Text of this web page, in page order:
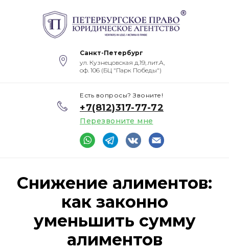
Санкт-Петербург
+7(812)317-77-72
Перезвоните мне
Есть вопросы? Звоните!
ул. Кузнецовская д.19, лит.А,
оф. 106 (БЦ "Парк Победы")
Снижение алиментов:
как законно
уменьшить сумму
алиментов